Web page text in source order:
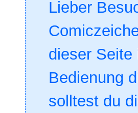
Lieber
dieser
Bedienung
solltest du